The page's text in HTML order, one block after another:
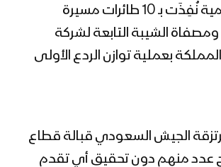
• العملية الهجومية نُفِذَت بـ 10 طائرات مسيرة
الشيبة التابعة لشركة
بعملية توازن الردع الأولى
الجيش السعودي قبالة قطاع
عدد منهم دون تحقيق أي تقدم